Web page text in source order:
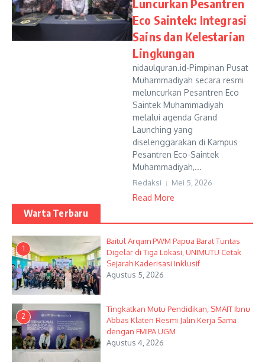
Luncurkan Pesantren
Eco Saintek: Integrasi
Sains dan Kelestarian
Lingkungan
nidaulquran.id-Pimpinan Pusat
Muhammadiyah secara resmi
meluncurkan Pesantren Eco
Saintek Muhammadiyah
melalui agenda Grand
Launching yang
diselenggarakan di Kampus
Pesantren Eco-Saintek
Muhammadiyah,...
Redaksi Mei 5, 2026
Read More
Warta Terbaru
1
Baitul Arqam PWM Papua Barat Tuntas
Digelar di Tiga Lokasi, UNIMUTU Cetak
Sejarah Kaderisasi Inklusif
Agustus 5, 2026
2
Tingkatkan Mutu Pendidikan, SMAIT Ibnu
Abbas Klaten Resmi Jalin Kerja Sama
dengan FMIPA UGM
Agustus 4, 2026